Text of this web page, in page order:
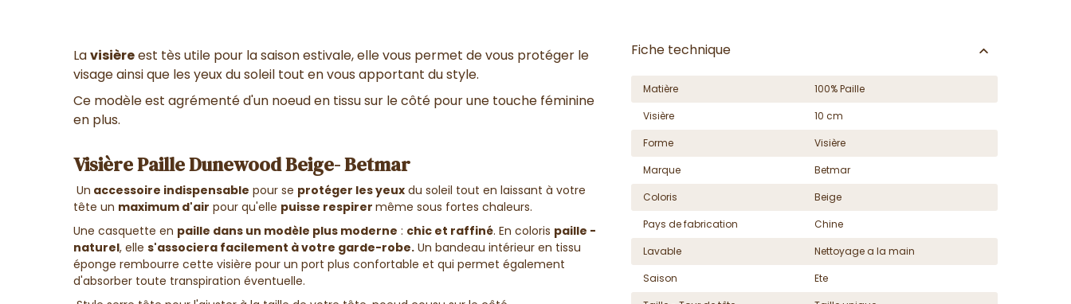
Lavisièreest tès utile pour la saison estivale, elle vous permet de vous protéger le
visage ainsi que les yeux du soleil tout en vous apportant du style.
Ce modèle est agrémenté d'un noeud en tissu sur le côté pour une touche féminine
en plus.
Visière Paille Dunewood Beige- Betmar
Un accessoire indispensable pour se protéger les yeux du soleil tout en laissant à votre
tête un maximum d'air pour qu'elle puisse respirer même sous fortes chaleurs.
Une casquette en paille dans un modèle plus moderne : chic et raffiné. En coloris paille -
naturel, elle s'associera facilement à votre garde-robe. Un bandeau intérieur en tissu
éponge rembourre cette visière pour un port plus confortable et qui permet également
d'absorber toute transpiration éventuelle.
Fiche technique
Matière
100% Paille
Visière
10 cm
Forme
Visière
Marque
Betmar
Coloris
Beige
Pays de fabrication
Chine
Lavable
Nettoyage a la main
Saison
Ete